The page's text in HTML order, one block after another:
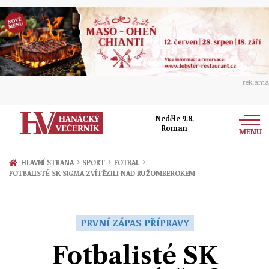
reklama
Neděle 9.8.
Roman
MENU
Zprávy
Ekonomika
HLAVNÍ STRANA › SPORT › FOTBAL ›
FOTBALISTÉ SK SIGMA ZVÍTĚZILI NAD RUŽOMBEROKEM
PRVNÍ ZÁPAS PŘÍPRAVY
Fotbalisté SK